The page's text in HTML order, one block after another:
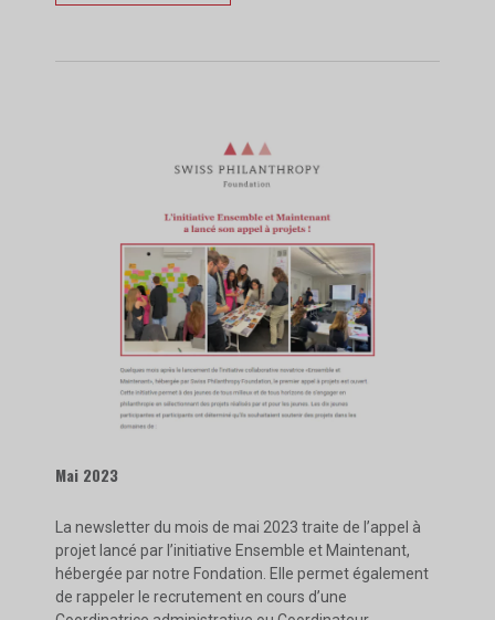
Mai 2023
La newsletter du mois de mai 2023 traite de l’appel à
projet lancé par l’initiative Ensemble et Maintenant,
hébergée par notre Fondation. Elle permet également
de rappeler le recrutement en cours d’une